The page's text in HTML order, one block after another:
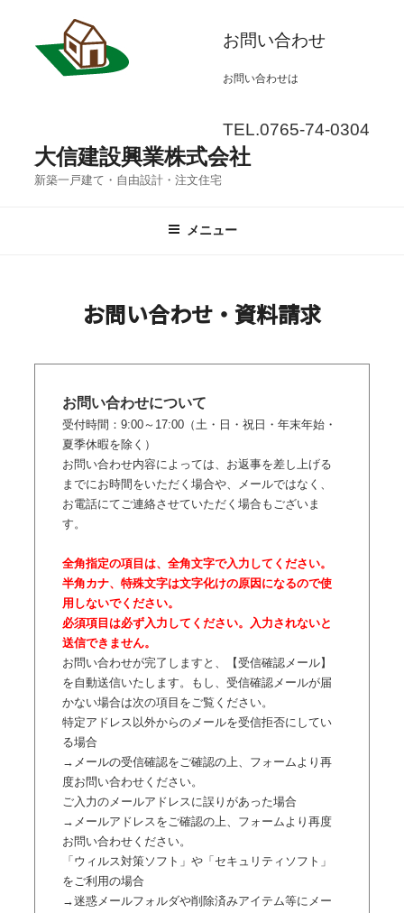
お問い合わせ
お問い合わせは
TEL.0765-74-0304
大信建設興業株式会社
新築一戸建て・自由設計・注文住宅
メニュー
お問い合わせ・資料請求
お問い合わせについて
受付時間：9:00～17:00（土・日・祝日・年末年始・
夏季休暇を除く）
お問い合わせ内容によっては、お返事を差し上げる
までにお時間をいただく場合や、メールではなく、
お電話にてご連絡させていただく場合もございま
す。
全角指定の項目は、全角文字で入力してください。
半角カナ、特殊文字は文字化けの原因になるので使
用しないでください。
必須項目は必ず入力してください。入力されないと
送信できません。
お問い合わせが完了しますと、【受信確認メール】
を自動送信いたします。もし、受信確認メールが届
かない場合は次の項目をご覧ください。
特定アドレス以外からのメールを受信拒否にしてい
る場合
→メールの受信確認をご確認の上、フォームより再
度お問い合わせください。
ご入力のメールアドレスに誤りがあった場合
→メールアドレスをご確認の上、フォームより再度
お問い合わせください。
「ウィルス対策ソフト」や「セキュリティソフト」
をご利用の場合
→迷惑メールフォルダや削除済みアイテム等にメー